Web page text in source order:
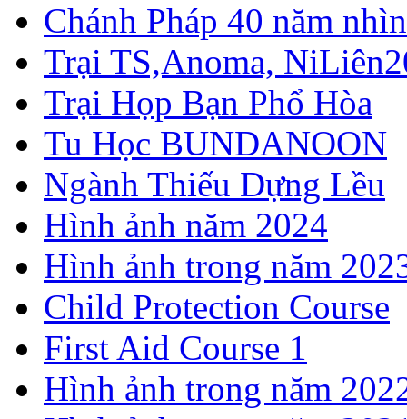
Chánh Pháp 40 năm
Trại TS,Anoma,
Trại Họp Bạn Phổ Hòa
Tu Học BUNDANOON
Ngành Thiếu Dựng Lều
Hình ảnh năm 2024
Hình ảnh trong năm
Child Protection Course
First Aid Course 1
Hình ảnh trong năm